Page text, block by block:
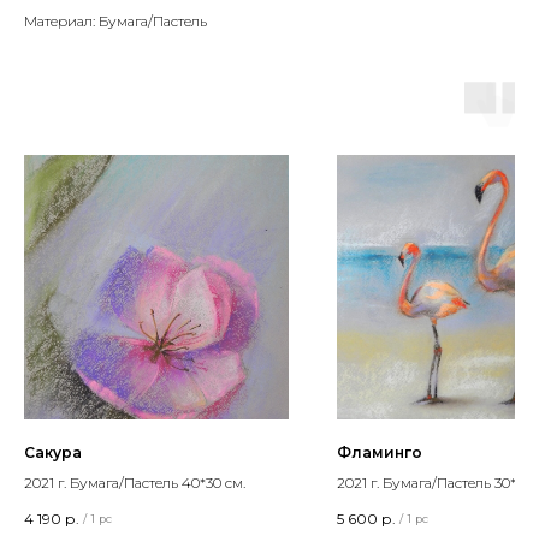
Материал: Бумага/Пастель
Сакура
2021 г. Бумага/Пастель 40*30 см.
4 190 р. / 1 pc
Фламинго
2021 г. Бумага/Пастель 30*40
5 600 р. / 1 pc